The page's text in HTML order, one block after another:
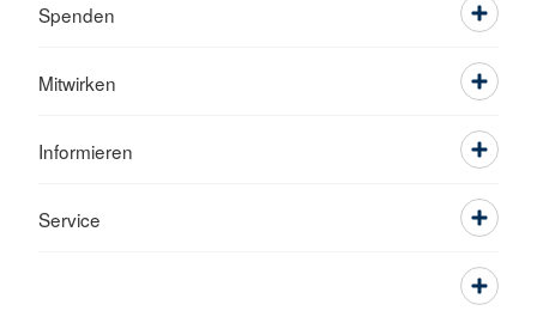
Spenden
Mitwirken
Informieren
Service